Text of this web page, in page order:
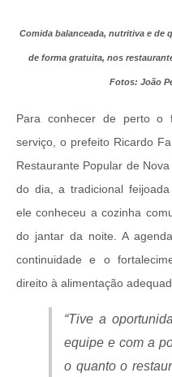
Comida balanceada, nutritiva e de
de forma gratuita, nos
Fotos: João
Para conhecer de perto o
serviço, o prefeito Ricardo
Restaurante Popular de
do dia, a tradicional
ele conheceu a cozinha
do jantar da noite. A
continuidade e o
direito à alimentação
“Tive a
equipe e com a
o quanto o